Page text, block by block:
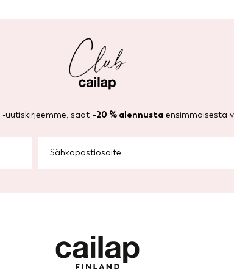
-uutiskirjeemme, saat –20 % alennusta ensimmäisestä